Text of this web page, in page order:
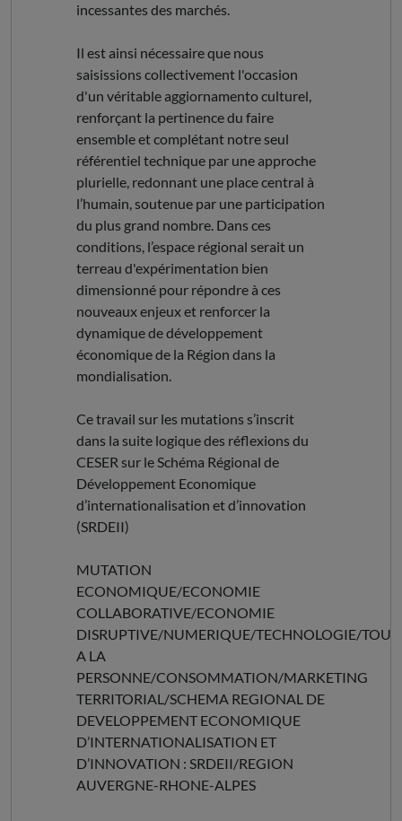
incessantes des marchés.
Il est ainsi nécessaire que nous
saisissions collectivement l'occasion
d'un véritable aggiornamento culturel,
renforçant la pertinence du faire
ensemble et complétant notre seul
référentiel technique par une approche
plurielle, redonnant une place central à
l’humain, soutenue par une participation
du plus grand nombre. Dans ces
conditions, l’espace régional serait un
terreau d'expérimentation bien
dimensionné pour répondre à ces
nouveaux enjeux et renforcer la
dynamique de développement
économique de la Région dans la
mondialisation.
Ce travail sur les mutations s’inscrit
dans la suite logique des réflexions du
CESER sur le Schéma Régional de
Développement Economique
d’internationalisation et d’innovation
(SRDEII)
MUTATION
ECONOMIQUE/ECONOMIE
COLLABORATIVE/ECONOMIE
DISRUPTIVE/NUMERIQUE/TECHNOLOGIE/
A LA
PERSONNE/CONSOMMATION/MARKETING
TERRITORIAL/SCHEMA REGIONAL DE
DEVELOPPEMENT ECONOMIQUE
D’INTERNATIONALISATION ET
D’INNOVATION : SRDEII/REGION
AUVERGNE-RHONE-ALPES